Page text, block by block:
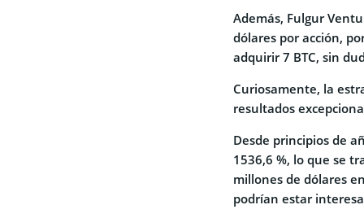
Además, Fulgur
dólares por acción,
adquirir 7 BTC, sin
Curiosamente, la
resultados
Desde principios de
1536,6 %, lo que se
millones de dólares
podrían estar